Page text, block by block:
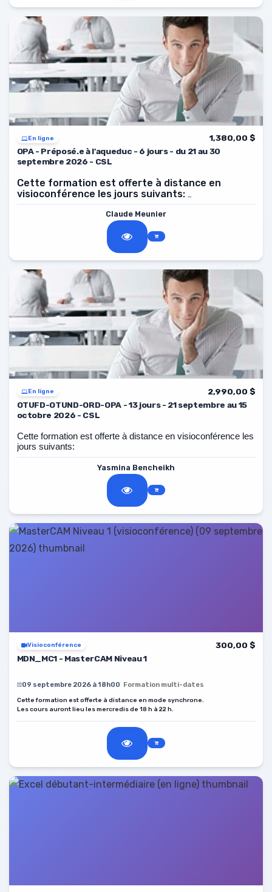
En ligne
1,380,00 $
OPA - Préposé.e à l'aqueduc - 6 jours - du 21 au 30
septembre 2026 - CSL
Cette formation est offerte à distance en
visioconférence les jours suivants:
21, 22, 23, 28, 29, 30 septembre2026, de 8 h à 16 h.
Claude Meunier
En ligne
2,990,00 $
OTUFD-OTUND-ORD-OPA - 13 jours - 21 septembre au 15
octobre 2026 - CSL
Cette formation est offerte à distance en visioconférence les
jours suivants:
21, 22, 23, 24, 28, 29, 30 septembre, 5, 6, 7, 13, 14, 15
octobre 2026 de 8 h à 16 h.
Yasmina Bencheikh
Visioconférence
300,00 $
MDN_MC1 - MasterCAM Niveau 1
09 septembre 2026 à 18h00 Formation multi-dates
Cette formation est offerte à distance en mode synchrone.
Les cours auront lieu les mercredis de 18 h à 22 h.